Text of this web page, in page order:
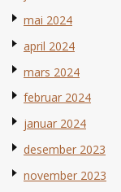
mai 2024
april 2024
mars 2024
februar 2024
januar 2024
desember 2023
november 2023